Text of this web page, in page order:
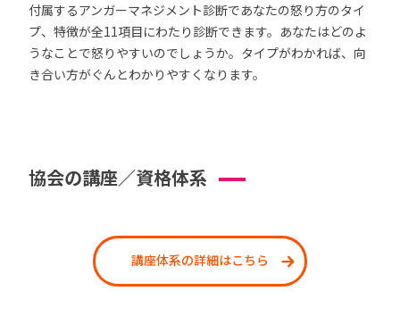
付属するアンガーマネジメント診断であなたの怒り方のタイ
プ、特徴が全11項目にわたり診断できます。あなたはどのよ
うなことで怒りやすいのでしょうか。タイプがわかれば、向
き合い方がぐんとわかりやすくなります。
協会の講座／資格体系
講座体系の詳細はこちら